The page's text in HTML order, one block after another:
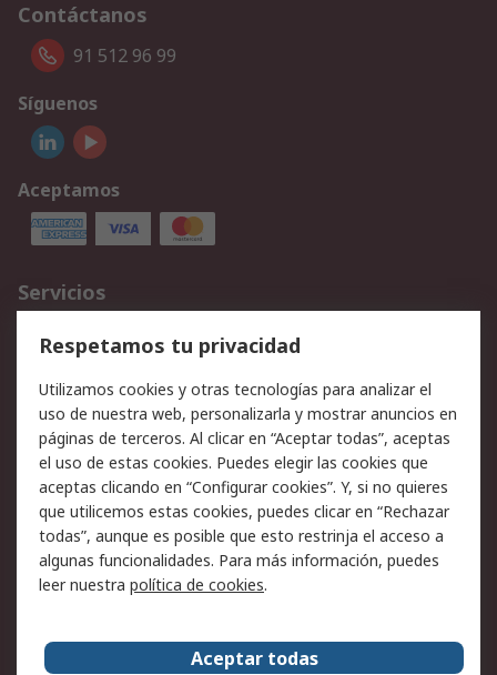
Contáctanos
91 512 96 99
Síguenos
Aceptamos
Servicios
Cómo realizar pedidos
Devoluciones
Facturación y pago
Ofertas
Soporte técnico
Legal
Aviso legal
Política de privacidad -
Actualizada
Política sobre cookies
Seguridad de emails
Certificaciones de
Condiciones de venta
Acerca de RS
Respetamos tu privacidad
Utilizamos cookies y otras tecnologías para analizar el
uso de nuestra web, personalizarla y mostrar anuncios en
páginas de terceros. Al clicar en “Aceptar todas”, aceptas
el uso de estas cookies. Puedes elegir las cookies que
aceptas clicando en “Configurar cookies”. Y, si no quieres
que utilicemos estas cookies, puedes clicar en “Rechazar
todas”, aunque es posible que esto restrinja el acceso a
algunas funcionalidades. Para más información, puedes
leer nuestra política de cookies.
Aceptar todas